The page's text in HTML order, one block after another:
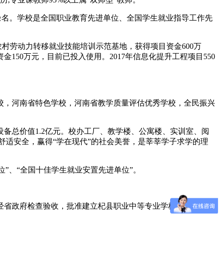
。学校是全国职业教育先进单位、全国学生就业指导工作先
劳动力转移就业技能培训示范基地，获得项目资金600万
150万元，目前已投入使用。2017年信息化提升工程项目550
河南省特色学校，河南省教学质量评估优秀学校，全民振兴
总价值1.2亿元。校办工厂、教学楼、公寓楼、实训室、阅
安全，赢得“学在现代”的社会美誉，是莘莘学子求学的理
、“全国十佳学生就业安置先进单位”。
政府检查验收，批准建立杞县职业中等专业学校，是县政